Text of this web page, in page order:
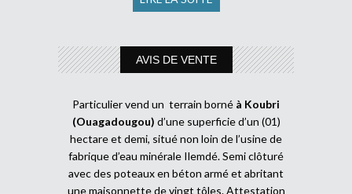
AVIS DE VENTE
Particulier vend un terrain borné à Koubri
(Ouagadougou) d’une superficie d’un (01)
hectare et demi, situé non loin de l’usine de
fabrique d’eau minérale Ilemdé. Semi clôturé
avec des poteaux en béton armé et abritant
une maisonnette de vingt tôles. Attestation